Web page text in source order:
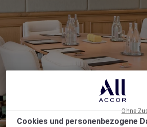
Cookies und personenbezogene
Ohne